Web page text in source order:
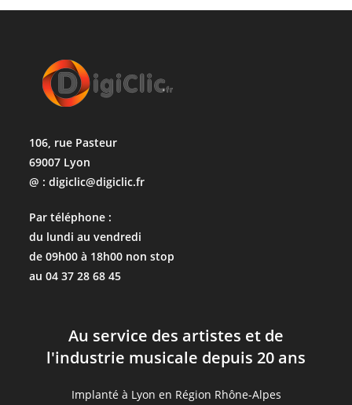
106, rue Pasteur
69007 Lyon
@ : digiclic@digiclic.fr
Par téléphone :
du lundi au vendredi
de 09h00 à 18h00 non stop
au 04 37 28 68 45
Au service des artistes et de
l'industrie musicale depuis 20 ans
Implanté à Lyon en Région Rhône-Alpes